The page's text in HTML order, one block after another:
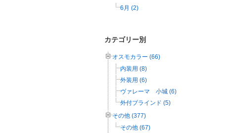
6月 (2)
カテゴリー別
オスモカラー (66)
内装用 (8)
外装用 (6)
ヴァレーマ 小城 (6)
外付ブラインド (5)
その他 (377)
その他 (67)